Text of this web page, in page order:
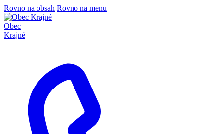
Rovno na obsah Rovno na menu
Obec
Krajné